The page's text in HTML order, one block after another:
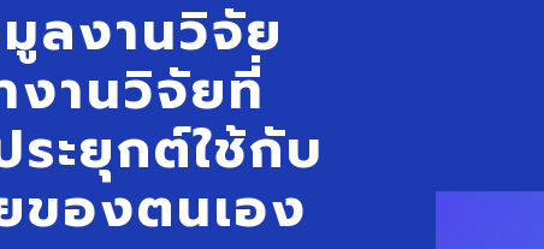
ลงานวิจัย
งานวิจัยที่
ะยุกต์ใช้กับ
ของตนเอง